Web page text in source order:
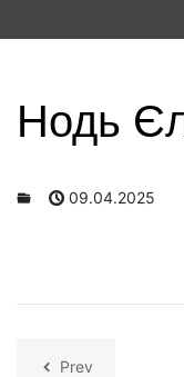
Нодь
09.04.2025
Prev